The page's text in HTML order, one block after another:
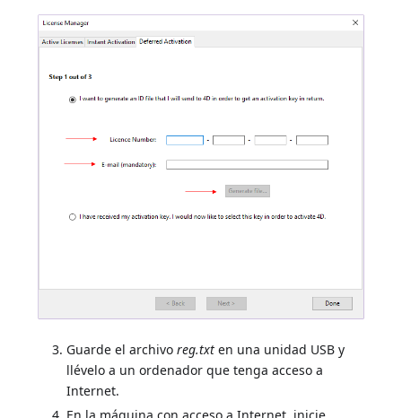
Guarde el archivoreg.txt en una unidad USB y
llévelo a un ordenador que tenga acceso a
Internet.